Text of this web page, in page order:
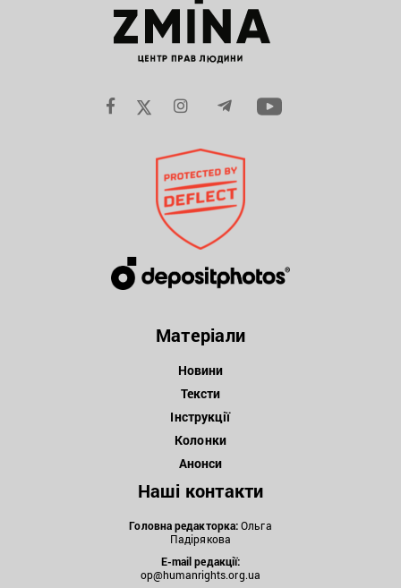
Матеріали
Новини
Тексти
Інструкції
Колонки
Анонси
Наші контакти
Головна редакторка:Ольга
Падірякова
E-mail редакції:
op@humanrights.org.ua